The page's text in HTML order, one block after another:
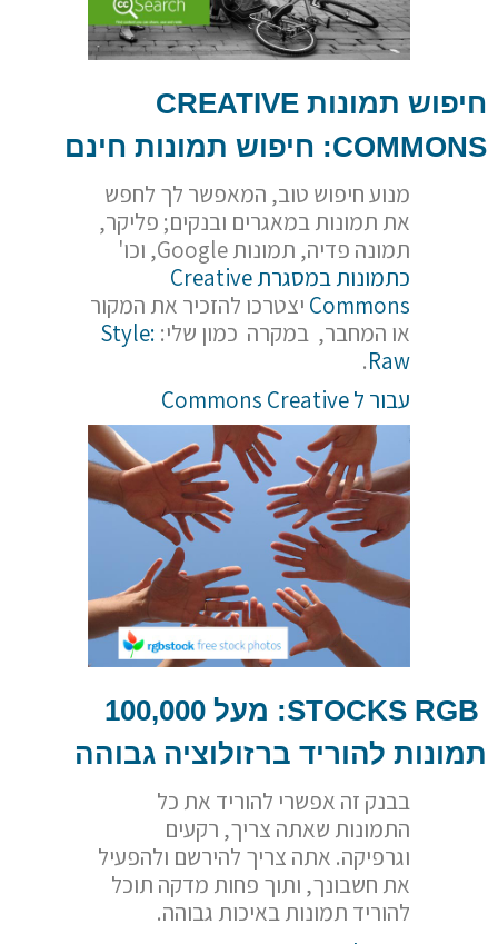
חיפוש תמונות CREATIVE
COMMONS: חיפוש תמונות חינם
מנוע חיפוש טוב, המאפשר לך לחפש
את תמונות במאגרים ובנקים; פליקר,
תמונה פדיה, תמונות Google, וכו'
כתמונותבמסגרתCreative
Commonsיצטרכו להזכיר את המקור
או המחבר, במקרה כמון שלי: Style:
Raw
.
עבור ל Commons Creative
: מעל 100,000
תמונות להוריד ברזולוציה גבוהה
בבנק זה אפשרי להוריד את כל
התמונות שאתה צריך, רקעים
וגרפיקה. אתה צריך להירשם ולהפעיל
את חשבונך, ותוך פחות מדקה תוכל
להוריד תמונות באיכות גבוהה.